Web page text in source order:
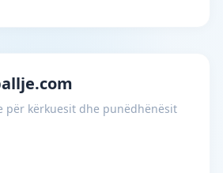
për kërkuesit dhe punëdhënësit